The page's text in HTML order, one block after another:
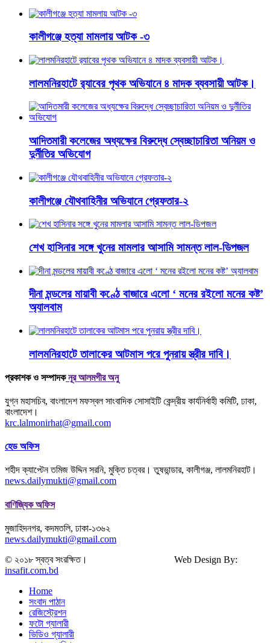
কালীগঞ্জে হত্যা মামলায় আটক -৩
লালমনিরহাটে র‍্যাবের পৃথক অভিযানে ৪ মাদক ব্যবসায়ী আটক।
আদিতমারী কলেজের অধ্যক্ষের বিরুদ্ধে স্বেচ্ছাচারিতা অনিয়ম ও
দুর্নীতির অভিযোগ
কালীগঞ্জে যৌথবাহিনীর অভিযানে গ্রেফতার-২
শেখ হাসিনার সঙ্গে খুনের মামলার আসামি সামন্ত লাল-ডিপজল
দীনা মন্ডলের মায়াবী কণ্ঠে বাজারে এলো ‘ মনের রইলো মনের কষ্ট’
অ্যালবাম
লালমনিরহাটে তালাকের আটমাস পরে পুনরায় স্ত্রীর দাবি।
প্রকাশক ও সম্পাদকনূর আলমগীর অনু
যুগ্ন মহাসচিব, বাংলাদেশ মফস্বল সাংবাদিক সোসাইটি কেন্দ্রীয় কার্যনির্বাহী কমিটি, ঢাকা,
বাংলাদেশ।
krc.lalmonirhat@gmail.com
হেড অফিস
শহীদ ক্যাপ্টেন তমিজ উদ্দিন সরনি, মুক্তি চত্বর। তুষভান্ডার, কালীগঞ্জ, লালমনিরহাট।
news.dailymukti@gmail.com
বাণিজ্যিক অফিস
মুজাহিদনগর, কদমতলি, ঢাকা-১৩৬২
news.dailymukti@gmail.com
© ২০১৮ স্বত্ব সংরক্ষিত। Web Design By:
insafit.com.bd
Home
সংবাদ পাঠান
রেজিস্ট্রেশন
ফটো গ্যালারী
ভিডিও গ্যালারী